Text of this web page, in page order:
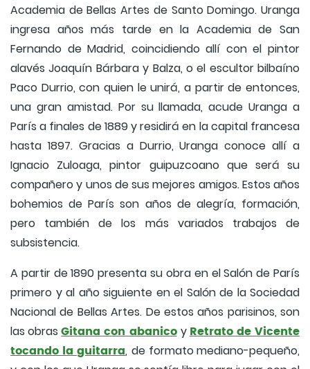
Academia de Bellas Artes de Santo Domingo. Uranga
ingresa años más tarde en la Academia de San
Fernando de Madrid, coincidiendo allí con el pintor
alavés Joaquín Bárbara y Balza, o el escultor bilbaíno
Paco Durrio, con quien le unirá, a partir de entonces,
una gran amistad. Por su llamada, acude Uranga a
París a finales de 1889 y residirá en la capital francesa
hasta 1897. Gracias a Durrio, Uranga conoce allí a
Ignacio Zuloaga, pintor guipuzcoano que será su
compañero y unos de sus mejores amigos. Estos años
bohemios de París son años de alegría, formación,
pero también de los más variados trabajos de
subsistencia.
A partir de 1890 presenta su obra en el Salón de París
primero y al año siguiente en el Salón de la Sociedad
Nacional de Bellas Artes. De estos años parisinos, son
las obrasGitana con abanico yRetrato de Vicente
tocando la guitarra, de formato mediano-pequeño,